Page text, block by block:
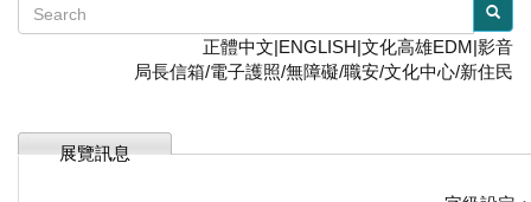
正體中文|ENGLISH|文化高雄EDM|影音
局長信箱/電子護照/無障礙/職安/文化中心/新住民
展覽訊息